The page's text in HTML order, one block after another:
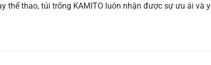
thao, túi trống KAMITO luôn nhận được sự ưu ái và